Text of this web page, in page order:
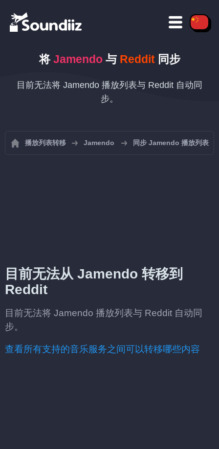
将 Jamendo与 Reddit同步
目前无法将 Jamendo 播放列表与 Reddit 自动同
步。
播放列表转移 Jamendo 同步 Jamendo 播放列表
目前无法从 Jamendo 转移到
Reddit
目前无法将 Jamendo 播放列表与 Reddit 自动同
步。
查看所有支持的音乐服务之间可以转移哪些内容